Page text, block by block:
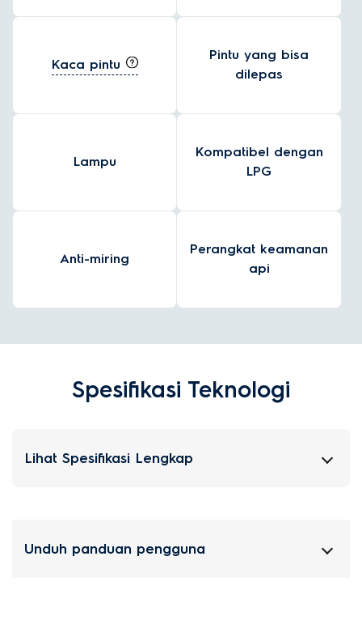
Kaca pintu
Pintu yang bisa
dilepas
Lampu
Kompatibel dengan
LPG
Anti-miring
Perangkat keamanan
api
Spesifikasi Teknologi
Lihat Spesifikasi Lengkap
Unduh panduan pengguna